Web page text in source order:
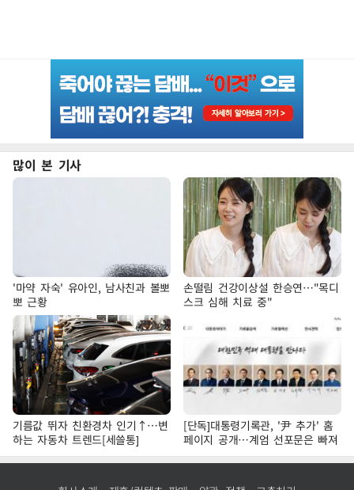
많이 본 기사
'마약 자숙' 유아인, 남사친과 볼뽀
뽀 근황
손떨림 건강이상설 한승연…"목디
스크 심해 치료 중"
기름값 뛰자 친환경차 인기↑…변
하는 자동차 트렌드[세쓸통]
[단독]대통령기록관, '尹 추가' 홈
페이지 공개…계엄 선포문은 빠져